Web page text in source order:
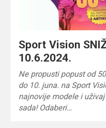
Sport Vision
10.6.2024.
Ne propusti popust od
do 10. juna. na Sport
najnovije modele i
sada! Odaberi…